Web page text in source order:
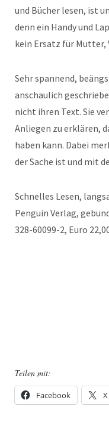
und Bücher lesen, ist
denn ein Handy und
kein Ersatz für Mutter,
Sehr spannend,
anschaulich
nicht ihren Text. Sie
Anliegen zu erklären,
haben kann. Dabei
der Sache ist und mit
Schnelles Lesen,
Penguin Verlag,
328-60099-2, Euro
Teilen mit:
Facebook X